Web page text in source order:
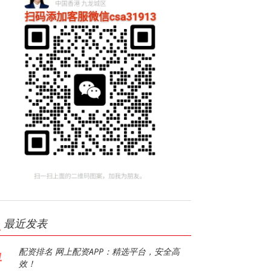
最近发表
配资排名 网上配资APP：精选平台，安全高
效！